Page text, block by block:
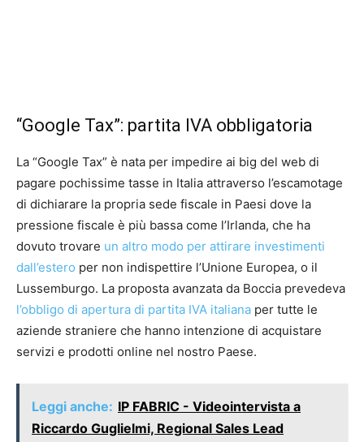
“Google Tax”: partita IVA obbligatoria
La “Google Tax” è nata per impedire ai big del web di
pagare pochissime tasse in Italia attraverso l’escamotage
di dichiarare la propria sede fiscale in Paesi dove la
pressione fiscale è più bassa come l’Irlanda, che ha
dovuto trovare un altro modo per attirare investimenti
dall’estero per non indispettire l’Unione Europea, o il
Lussemburgo. La proposta avanzata da Boccia prevedeva
l’obbligo di apertura di partita IVA italiana per tutte le
aziende straniere che hanno intenzione di acquistare
servizi e prodotti online nel nostro Paese.
Leggi anche: IP FABRIC - Videointervista a
Riccardo Guglielmi, Regional Sales Lead